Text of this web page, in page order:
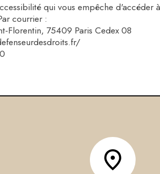
qui vous empêche
courrier :
Florentin, 75409 Paris Cedex 08